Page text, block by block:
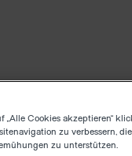
„Alle Cookies akzeptieren“
zu verbessern,
zu unterstützen.